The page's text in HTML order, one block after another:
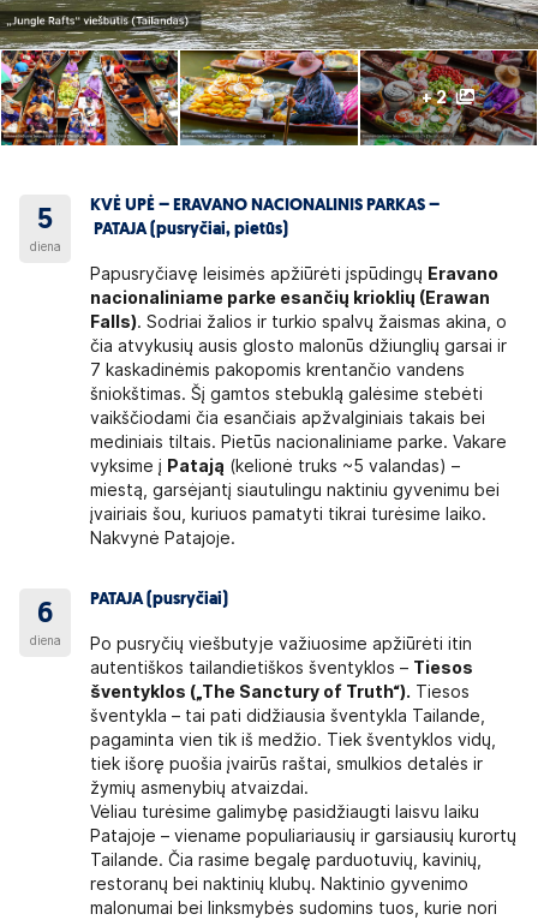
+ 2
5
diena
KVĖ UPĖ – ERAVANO NACIONALINIS PARKAS –
PATAJA (pusryčiai, pietūs)
Papusryčiavę leisimės apžiūrėti įspūdingų Eravano
nacionaliniame parke esančių krioklių (Erawan
Falls). Sodriai žalios ir turkio spalvų žaismas akina, o
čia atvykusių ausis glosto malonūs džiunglių garsai ir
7 kaskadinėmis pakopomis krentančio vandens
šniokštimas. Šį gamtos stebuklą galėsime stebėti
vaikščiodami čia esančiais apžvalginiais takais bei
mediniais tiltais. Pietūs nacionaliniame parke. Vakare
vyksime į Patają (kelionė truks ~5 valandas) –
miestą, garsėjantį siautulingu naktiniu gyvenimu bei
įvairiais šou, kuriuos pamatyti tikrai turėsime laiko.
Nakvynė Patajoje.
6
diena
PATAJA (pusryčiai)
Po pusryčių viešbutyje važiuosime apžiūrėti itin
autentiškos tailandietiškos šventyklos – Tiesos
šventyklos ( „The Sanctury of Truth“). Tiesos
šventykla – tai pati didžiausia šventykla Tailande,
pagaminta vien tik iš medžio. Tiek šventyklos vidų,
tiek išorę puošia įvairūs raštai, smulkios detalės ir
žymių asmenybių atvaizdai.
Vėliau turėsime galimybę pasidžiaugti laisvu laiku
Patajoje – viename populiariausių ir garsiausių kurortų
Tailande. Čia rasime begalę parduotuvių, kavinių,
restoranų bei naktinių klubų. Naktinio gyvenimo
malonumai bei linksmybės sudomins tuos, kurie nori